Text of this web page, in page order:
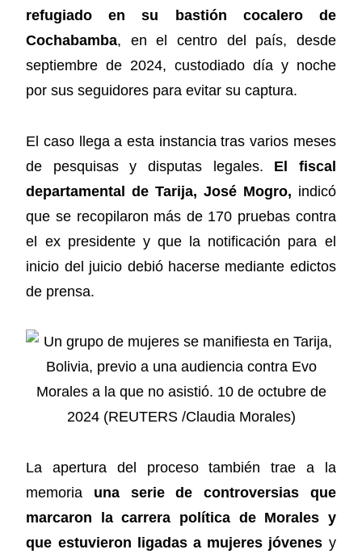
refugiado en su bastión cocalero de
Cochabamba, en el centro del país, desde
septiembre de 2024, custodiado día y noche
por sus seguidores para evitar su captura.
El caso llega a esta instancia tras varios meses
de pesquisas y disputas legales. El fiscal
departamental de Tarija, José Mogro, indicó
que se recopilaron más de 170 pruebas contra
el ex presidente y que la notificación para el
inicio del juicio debió hacerse mediante edictos
de prensa.
La apertura del proceso también trae a la
memoria una serie de controversias que
marcaron la carrera política de Morales y
que estuvieron ligadas a mujeres jóvenes y